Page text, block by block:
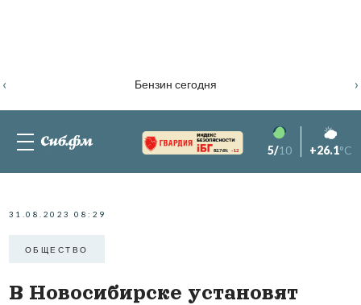
Бензин сегодня
‹ ›
82.76% -1.2 5/10 +26.1°C
31.08.2023 08:29
ОБЩЕСТВО
В Новосибирске установят